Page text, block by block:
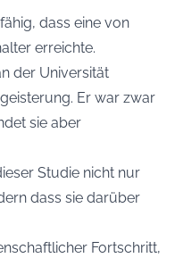
dass eine von
erreichte.
der Universität
Er war zwar
sie aber
Studie nicht nur
dass sie darüber
Fortschritt,